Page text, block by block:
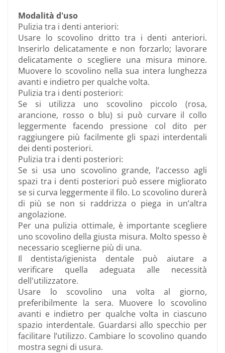
Modalità d'uso
Pulizia tra i denti anteriori:
Usare lo scovolino dritto tra i denti anteriori.
Inserirlo delicatamente e non forzarlo; lavorare
delicatamente o scegliere una misura minore.
Muovere lo scovolino nella sua intera lunghezza
avanti e indietro per qualche volta.
Pulizia tra i denti posteriori:
Se si utilizza uno scovolino piccolo (rosa,
arancione, rosso o blu) si può curvare il collo
leggermente facendo pressione col dito per
raggiungere più facilmente gli spazi interdentali
dei denti posteriori.
Pulizia tra i denti posteriori:
Se si usa uno scovolino grande, l’accesso agli
spazi tra i denti posteriori può essere migliorato
se si curva leggermente il filo. Lo scovolino durerà
di più se non si raddrizza o piega in un’altra
angolazione.
Per una pulizia ottimale, è importante scegliere
uno scovolino della giusta misura. Molto spesso è
necessario sceglierne più di una.
Il dentista/igienista dentale può aiutare a
verificare quella adeguata alle necessità
dell'utilizzatore.
Usare lo scovolino una volta al giorno,
preferibilmente la sera. Muovere lo scovolino
avanti e indietro per qualche volta in ciascuno
spazio interdentale. Guardarsi allo specchio per
facilitare l’utilizzo. Cambiare lo scovolino quando
mostra segni di usura.